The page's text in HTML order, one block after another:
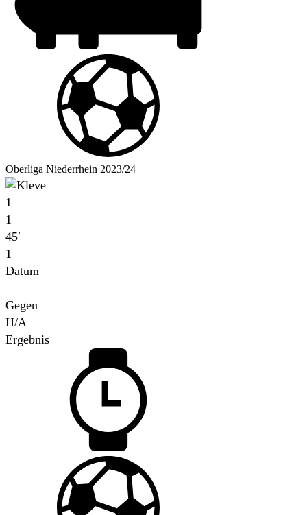
Oberliga Niederrhein 2023/24
1
1
45′
1
Datum
Gegen
H/A
Ergebnis